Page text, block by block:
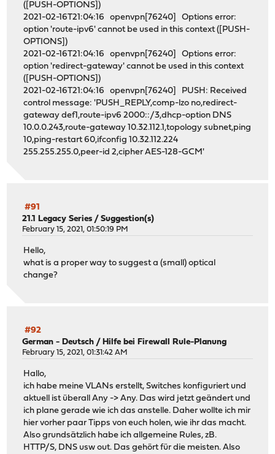
([PUSH-OPTIONS])
2021-02-16T21:04:16 openvpn[76240] Options error:
option 'route-ipv6' cannot be used in this context ([PUSH-
OPTIONS])
2021-02-16T21:04:16 openvpn[76240] Options error:
option 'redirect-gateway' cannot be used in this context
([PUSH-OPTIONS])
2021-02-16T21:04:16 openvpn[76240] PUSH: Received
control message: 'PUSH_REPLY,comp-lzo no,redirect-
gateway def1,route-ipv6 2000::/3,dhcp-option DNS
10.0.0.243,route-gateway 10.32.112.1,topology subnet,ping
10,ping-restart 60,ifconfig 10.32.112.224
255.255.255.0,peer-id 2,cipher AES-128-GCM'
#91
21.1 Legacy Series /Suggestion(s)
February 15, 2021, 01:50:19 PM
Hello,
what is a proper way to suggest a (small) optical
change?
#92
German - Deutsch /Hilfe bei Firewall Rule-Planung
February 15, 2021, 01:31:42 AM
Hallo,
ich habe meine VLANs erstellt, Switches konfiguriert und
aktuell ist überall Any -> Any. Das wird jetzt geändert und
ich plane gerade wie ich das anstelle. Daher wollte ich mir
hier vorher paar Tipps von euch holen, wie ihr das macht.
Also grundsätzlich habe ich allgemeine Rules, zB.
HTTP/S, DNS usw out. Das gehört für die meisten. Also